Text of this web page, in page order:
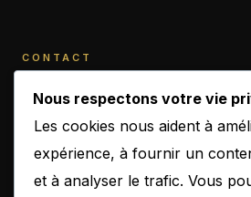
CONTACT
contact@b-empiremagazine.com
NEWSLETTER
Nous respectons votre vie
Les cookies nous aident à
expérience, à fournir un
et à analyser le trafic. Vous